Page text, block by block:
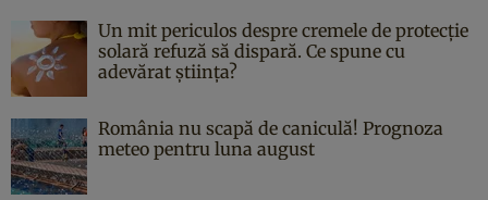
Un mit periculos despre cremele de protecție
solară refuză să dispară. Ce spune cu
adevărat știința?
România nu scapă de caniculă! Prognoza
meteo pentru luna august